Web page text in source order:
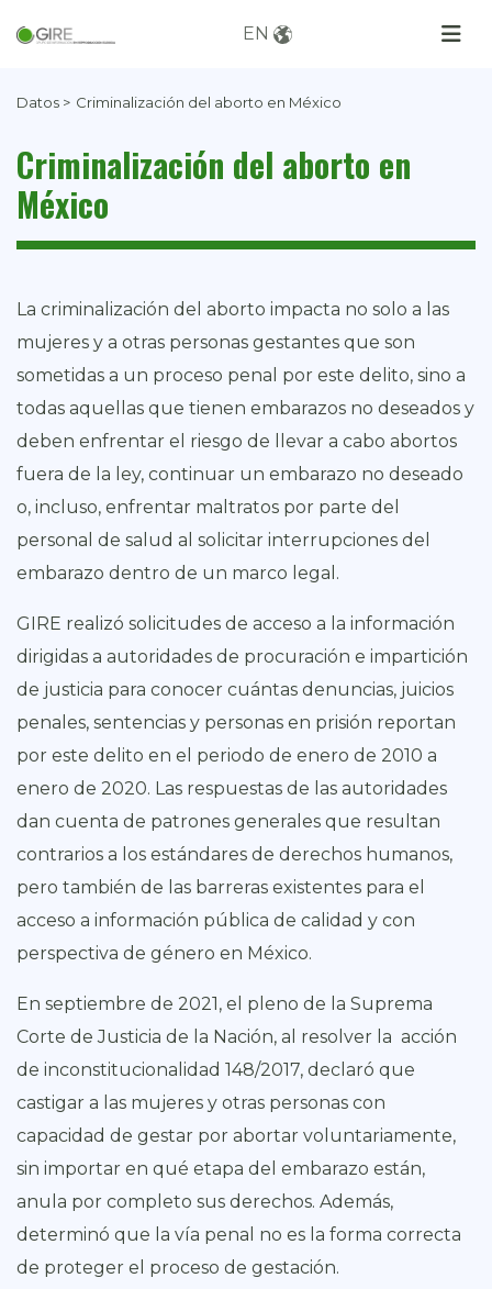
EN
Datos > Criminalización del aborto en México
Criminalización del aborto en
México
La criminalización del aborto impacta no solo a las
mujeres y a otras personas gestantes que son
sometidas a un proceso penal por este delito, sino a
todas aquellas que tienen embarazos no deseados y
deben enfrentar el riesgo de llevar a cabo abortos
fuera de la ley, continuar un embarazo no deseado
o, incluso, enfrentar maltratos por parte del
personal de salud al solicitar interrupciones del
embarazo dentro de un marco legal.
GIRE realizó solicitudes de acceso a la información
dirigidas a autoridades de procuración e impartición
de justicia para conocer cuántas denuncias, juicios
penales, sentencias y personas en prisión reportan
por este delito en el periodo de enero de 2010 a
enero de 2020. Las respuestas de las autoridades
dan cuenta de patrones generales que resultan
contrarios a los estándares de derechos humanos,
pero también de las barreras existentes para el
acceso a información pública de calidad y con
perspectiva de género en México.
En septiembre de 2021, el pleno de la Suprema
Corte de Justicia de la Nación, al resolver la acción
de inconstitucionalidad 148/2017, declaró que
castigar a las mujeres y otras personas con
capacidad de gestar por abortar voluntariamente,
sin importar en qué etapa del embarazo están,
anula por completo sus derechos. Además,
determinó que la vía penal no es la forma correcta
de proteger el proceso de gestación.